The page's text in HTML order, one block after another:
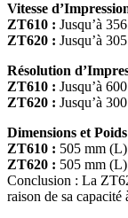
Vitesse
ZT610 : Jusqu’à
ZT620 : Jusqu’à
Résolution
ZT610 : Jusqu’à
ZT620 : Jusqu’à
Dimensions et
ZT610 : 505 mm
ZT620 : 505 mm
Conclusion : La
raison de sa capacité